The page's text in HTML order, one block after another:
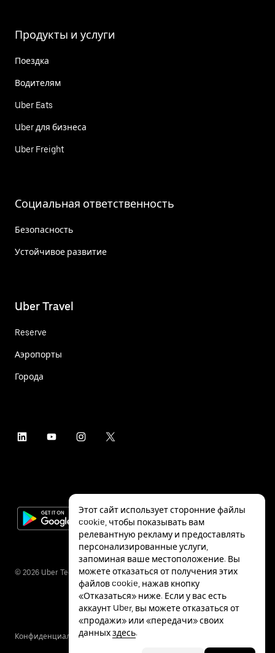
Продукты и услуги
Поездка
Водителям
Uber Eats
Uber для бизнеса
Uber Freight
Социальная ответственность
Безопасность
Устойчивое развитие
Uber Travel
Reserve
Аэропорты
Города
© 2026 Uber Technologies Inc.
КонфиденциальностьСпециальные
Этот сайт использует сторонние файлы
cookie, чтобы показывать вам
релевантную рекламу и предоставлять
персонализированные услуги,
запоминая ваше местоположение. Вы
можете отказаться от получения этих
файлов cookie, нажав кнопку
«Отказаться» ниже. Если у вас есть
аккаунт Uber, вы можете отказаться от
«продажи» или «передачи» своих
данныхздесь.